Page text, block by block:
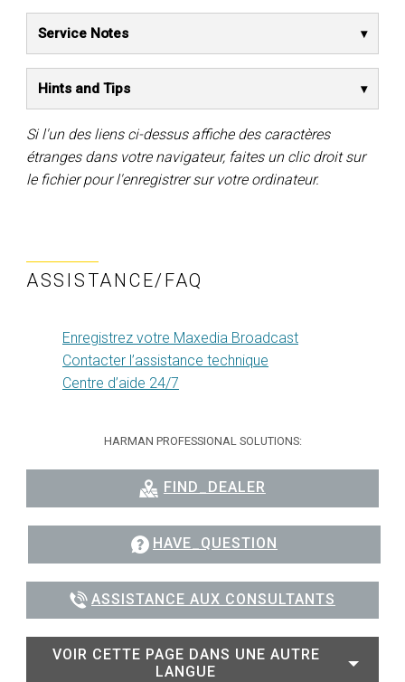
Service Notes
Hints and Tips
Si l'un des liens ci-dessus affiche des caractères
étranges dans votre navigateur, faites un clic droit sur
le fichier pour l'enregistrer sur votre ordinateur.
ASSISTANCE/FAQ
Enregistrez votre Maxedia Broadcast
Contacter l’assistance technique
Centre d’aide 24/7
HARMAN PROFESSIONAL SOLUTIONS:
FIND_DEALER
HAVE_QUESTION
ASSISTANCE AUX CONSULTANTS
VOIR CETTE PAGE DANS UNE AUTRE
LANGUE